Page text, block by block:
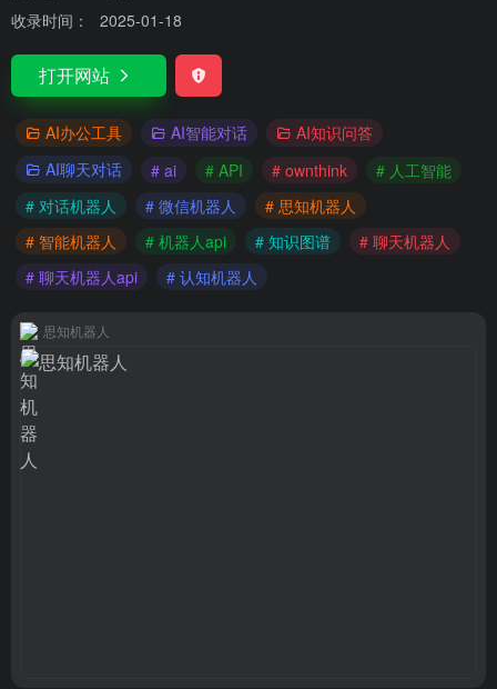
收录时间：
2025-01-18
打开网站
AI办公工具 AI智能对话
AI知识问答
AI聊天对话
# ai # API # ownthink
# 人工智能
# 对话机器人
# 微信机器人
# 思知机器人
# 智能机器人
# 机器人api # 知识图谱
# 聊天机器人
# 聊天机器人api
# 认知机器人
思知机器人